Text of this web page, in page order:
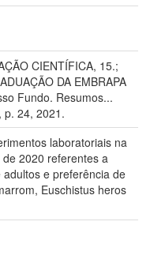
CIENTÍFICA, 15.;
DA EMBRAPA
Fundo. Resumos...
p. 24, 2021.
laboratoriais na
2020 referentes a
e preferência de
Euschistus heros